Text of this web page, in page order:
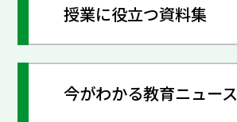
授業に役立つ資料集
今がわかる教育ニュース